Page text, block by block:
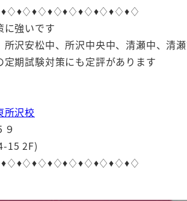
に強いです
沢安松中、所沢中央中、清瀬中、清
期試験対策にも定評があります
所沢校
９
15 2F)